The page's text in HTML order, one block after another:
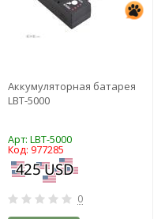
Аккумуляторная батарея
LBT-5000
Арт: LBT-5000
Код: 977285
0